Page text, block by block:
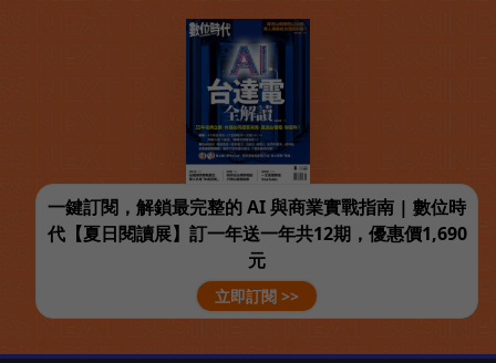
一鍵訂閱，解鎖最完整的 AI 與商業實戰指南 | 數位時
代【夏日閱讀展】訂一年送一年共12期，優惠價1,690
元
立即訂閱 >>